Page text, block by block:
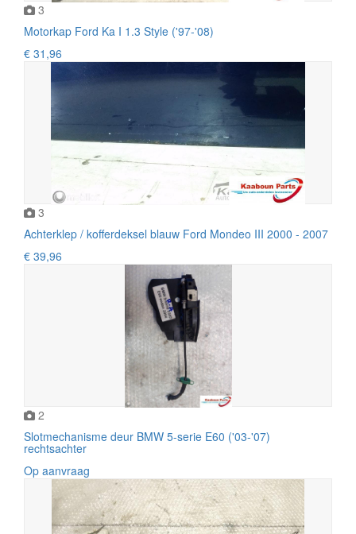
3
Motorkap Ford Ka I 1.3 Style ('97-'08)
€ 31,96
3
Achterklep / kofferdeksel blauw Ford Mondeo III 2000 - 2007
€ 39,96
2
Slotmechanisme deur BMW 5-serie E60 ('03-'07)
rechtsachter
Op aanvraag